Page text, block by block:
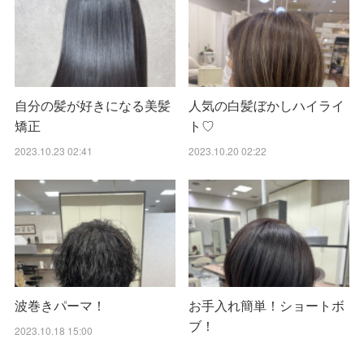
自分の髪が好きになる美髪
矯正
2023.10.23 02:41
人気の白髪ぼかしハイライ
ト♡
2023.10.20 02:22
波巻きパーマ！
2023.10.18 15:00
お手入れ簡単！ショートボ
ブ！